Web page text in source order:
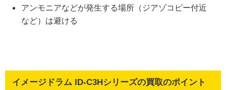
アンモニアなどが発生する場所（ジアゾコピー付近
など）は避ける
イメージドラム ID-C3Hシリーズの買取のポイント